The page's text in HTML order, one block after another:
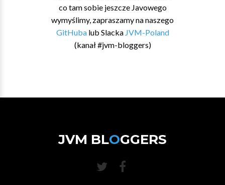
co tam sobie jeszcze Javowego
wymyślimy, zapraszamy na naszego
GitHubalub Slacka JVM-Poland
(kanał #jvm-bloggers)
JVM BLOGGERS